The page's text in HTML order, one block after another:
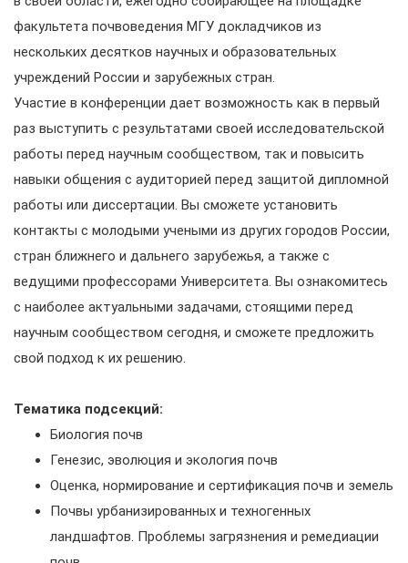
факультета почвоведения МГУ докладчиков из
нескольких десятков научных и образовательных
учреждений России и зарубежных стран.
Участие в конференции дает возможность как в первый
раз выступить с результатами своей исследовательской
работы перед научным сообществом, так и повысить
навыки общения с аудиторией перед защитой дипломной
работы или диссертации. Вы сможете установить
контакты с молодыми учеными из других городов России,
стран ближнего и дальнего зарубежья, а также с
ведущими профессорами Университета. Вы ознакомитесь
с наиболее актуальными задачами, стоящими перед
научным сообществом сегодня, и сможете предложить
свой подход к их решению.
Тематика подсекций:
Биология почв
Генезис, эволюция и экология почв
Оценка, нормирование и сертификация почв и земель
Почвы урбанизированных и техногенных
ландшафтов. Проблемы загрязнения и ремедиации